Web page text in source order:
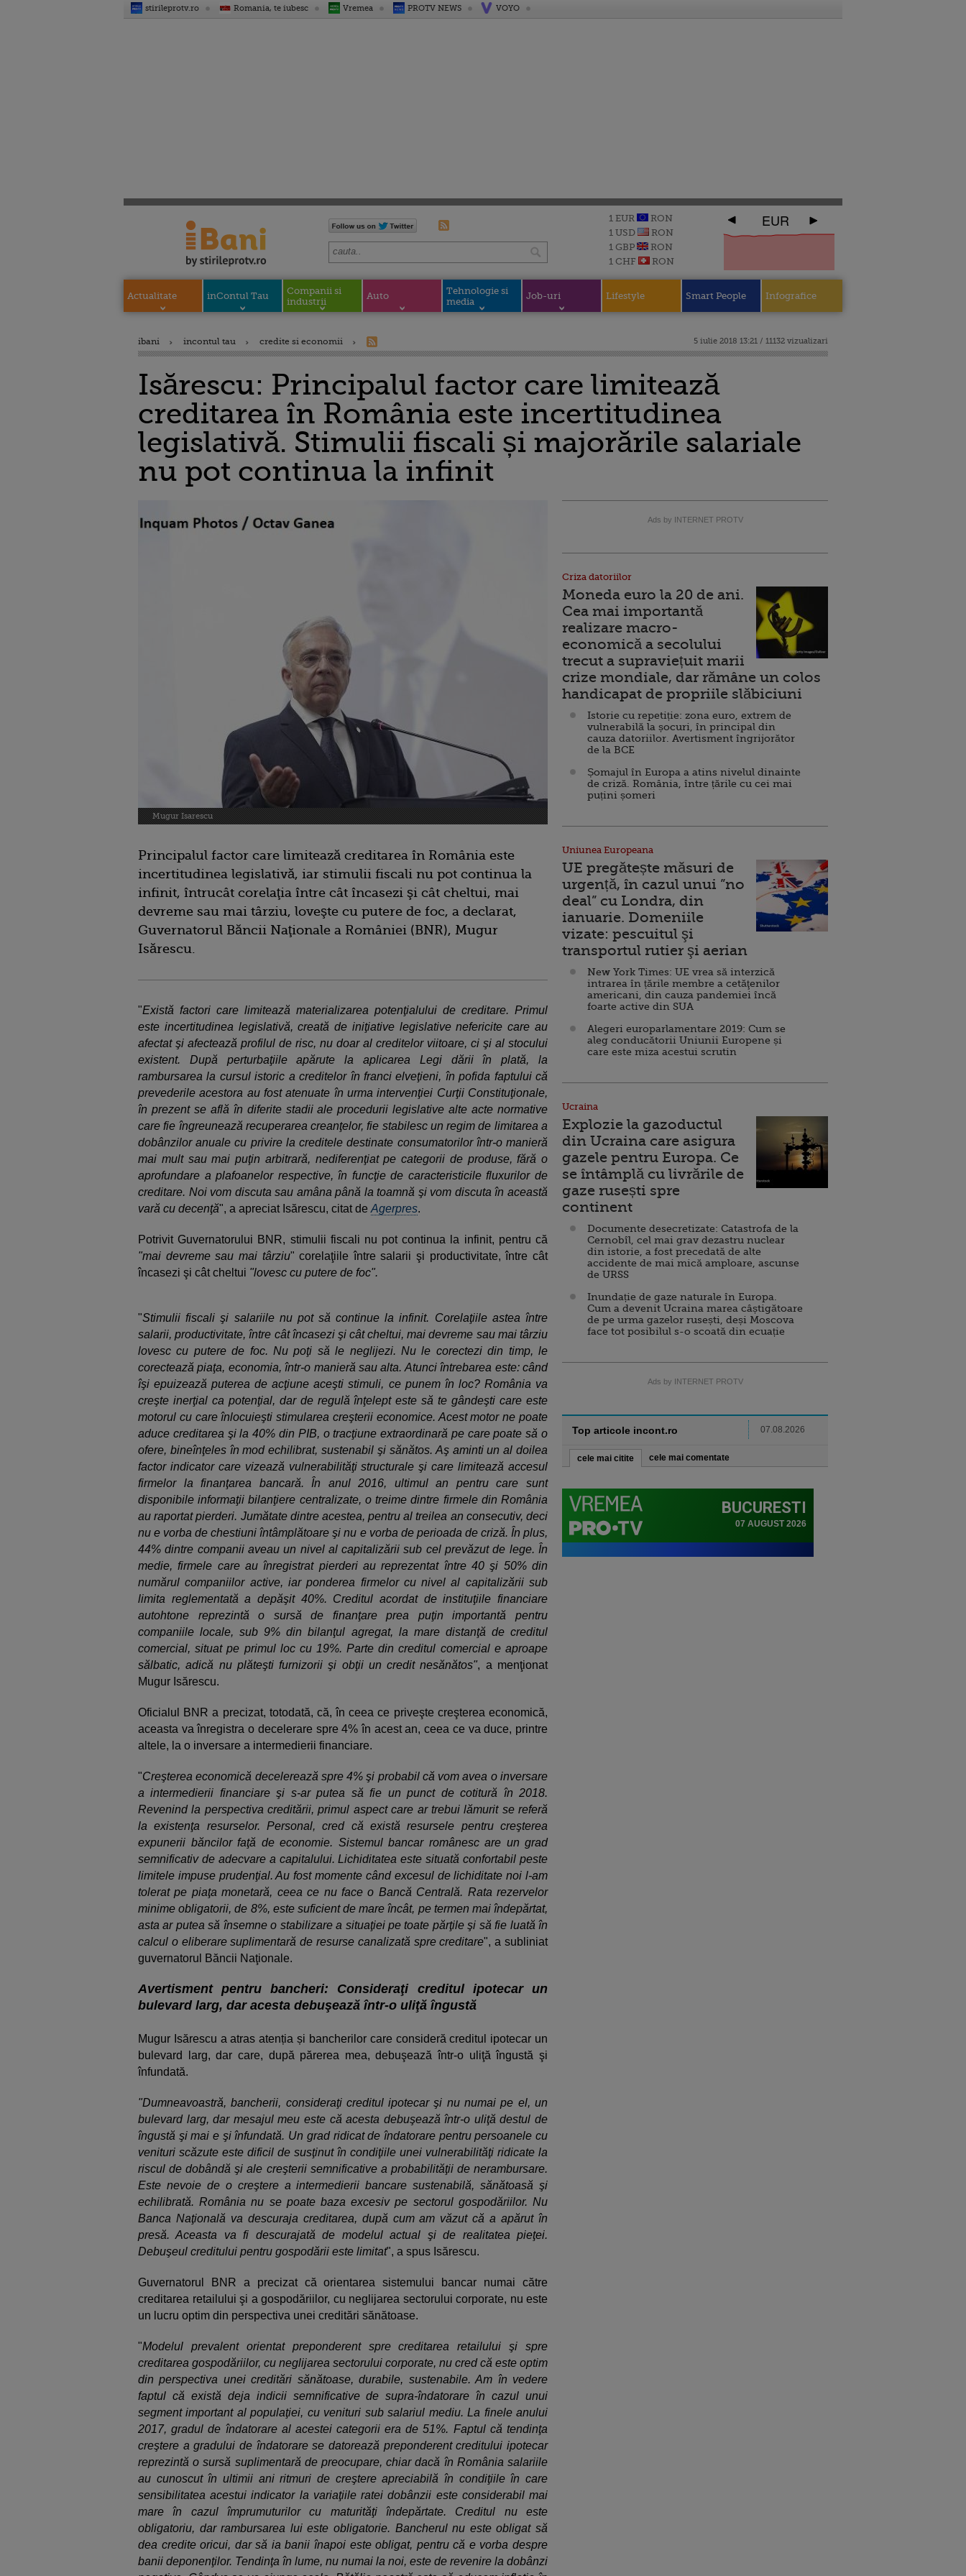
stirileprotv.ro Romania, te iubesc Vremea PROTV NEWS VOYO
1 EUR
RON
1 USD
RON
1 GBP
RON
1 CHF
RON
EUR
Actualitate inContul Tau
Companii si
industrii
Auto
Tehnologie si
media
Job-uri Lifestyle Smart People Infografice
ibani incontul tau credite si economii 5 iulie 2018 13:21 / 11132 vizualizari
Isărescu: Principalul factor care limitează
creditarea în România este incertitudinea
legislativă. Stimulii fiscali și majorările salariale
nu pot continua la infinit
Mugur Isarescu
Principalul factor care limitează creditarea în România este
incertitudinea legislativă, iar stimulii fiscali nu pot continua la
infinit, întrucât corelaţia între cât încasezi şi cât cheltui, mai
devreme sau mai târziu, loveşte cu putere de foc, a declarat,
Guvernatorul Băncii Naţionale a României (BNR), Mugur
Isărescu.
"Există factori care limitează materializarea potenţialului de creditare. Primul
este incertitudinea legislativă, creată de iniţiative legislative nefericite care au
afectat şi afectează profilul de risc, nu doar al creditelor viitoare, ci şi al stocului
existent. După perturbaţiile apărute la aplicarea Legi dării în plată, la
rambursarea la cursul istoric a creditelor în franci elveţieni, în pofida faptului că
prevederile acestora au fost atenuate în urma intervenţiei Curţii Constituţionale,
în prezent se află în diferite stadii ale procedurii legislative alte acte normative
care fie îngreunează recuperarea creanţelor, fie stabilesc un regim de limitarea a
dobânzilor anuale cu privire la creditele destinate consumatorilor într-o manieră
mai mult sau mai puţin arbitrară, nediferenţiat pe categorii de produse, fără o
aprofundare a plafoanelor respective, în funcţie de caracteristicile fluxurilor de
creditare. Noi vom discuta sau amâna până la toamnă şi vom discuta în această
vară cu decenţă", a apreciat Isărescu, citat de Agerpres.
Potrivit Guvernatorului BNR, stimulii fiscali nu pot continua la infinit, pentru că
"mai devreme sau mai târziu" corelaţiile între salarii şi productivitate, între cât
încasezi şi cât cheltui "lovesc cu putere de foc".
"Stimulii fiscali şi salariile nu pot să continue la infinit. Corelaţiile astea între
salarii, productivitate, între cât încasezi şi cât cheltui, mai devreme sau mai târziu
lovesc cu putere de foc. Nu poţi să le neglijezi. Nu le corectezi din timp, le
corectează piaţa, economia, într-o manieră sau alta. Atunci întrebarea este: când
îşi epuizează puterea de acţiune aceşti stimuli, ce punem în loc? România va
creşte inerţial ca potenţial, dar de regulă înţelept este să te gândeşti care este
motorul cu care înlocuieşti stimularea creşterii economice. Acest motor ne poate
aduce creditarea şi la 40% din PIB, o tracţiune extraordinară pe care poate să o
ofere, bineînţeles în mod echilibrat, sustenabil şi sănătos. Aş aminti un al doilea
factor indicator care vizează vulnerabilităţi structurale şi care limitează accesul
firmelor la finanţarea bancară. În anul 2016, ultimul an pentru care sunt
disponibile informaţii bilanţiere centralizate, o treime dintre firmele din România
au raportat pierderi. Jumătate dintre acestea, pentru al treilea an consecutiv, deci
nu e vorba de chestiuni întâmplătoare şi nu e vorba de perioada de criză. În plus,
44% dintre companii aveau un nivel al capitalizării sub cel prevăzut de lege. În
medie, firmele care au înregistrat pierderi au reprezentat între 40 şi 50% din
numărul companiilor active, iar ponderea firmelor cu nivel al capitalizării sub
limita reglementată a depăşit 40%. Creditul acordat de instituţiile financiare
autohtone reprezintă o sursă de finanţare prea puţin importantă pentru
companiile locale, sub 9% din bilanţul agregat, la mare distanţă de creditul
comercial, situat pe primul loc cu 19%. Parte din creditul comercial e aproape
sălbatic, adică nu plăteşti furnizorii şi obţii un credit nesănătos", a menţionat
Mugur Isărescu.
Oficialul BNR a precizat, totodată, că, în ceea ce priveşte creşterea economică,
aceasta va înregistra o decelerare spre 4% în acest an, ceea ce va duce, printre
altele, la o inversare a intermedierii financiare.
"Creşterea economică decelerează spre 4% şi probabil că vom avea o inversare
a intermedierii financiare şi s-ar putea să fie un punct de cotitură în 2018.
Revenind la perspectiva creditării, primul aspect care ar trebui lămurit se referă
la existenţa resurselor. Personal, cred că există resursele pentru creşterea
expunerii băncilor faţă de economie. Sistemul bancar românesc are un grad
semnificativ de adecvare a capitalului. Lichiditatea este situată confortabil peste
limitele impuse prudenţial. Au fost momente când excesul de lichiditate noi l-am
tolerat pe piaţa monetară, ceea ce nu face o Bancă Centrală. Rata rezervelor
minime obligatorii, de 8%, este suficient de mare încât, pe termen mai îndepărtat,
asta ar putea să însemne o stabilizare a situaţiei pe toate părţile şi să fie luată în
calcul o eliberare suplimentară de resurse canalizată spre creditare", a subliniat
guvernatorul Băncii Naţionale.
Avertisment pentru bancheri: Consideraţi creditul ipotecar un
bulevard larg, dar acesta debuşează într-o uliţă îngustă
Mugur Isărescu a atras atenția și bancherilor care consideră creditul ipotecar un
bulevard larg, dar care, după părerea mea, debuşează într-o uliţă îngustă şi
înfundată.
"Dumneavoastră, bancherii, consideraţi creditul ipotecar şi nu numai pe el, un
bulevard larg, dar mesajul meu este că acesta debuşează într-o uliţă destul de
îngustă şi mai e şi înfundată. Un grad ridicat de îndatorare pentru persoanele cu
venituri scăzute este dificil de susţinut în condiţiile unei vulnerabilităţi ridicate la
riscul de dobândă şi ale creşterii semnificative a probabilităţii de nerambursare.
Este nevoie de o creştere a intermedierii bancare sustenabilă, sănătoasă şi
echilibrată. România nu se poate baza excesiv pe sectorul gospodăriilor. Nu
Banca Naţională va descuraja creditarea, după cum am văzut că a apărut în
presă. Aceasta va fi descurajată de modelul actual şi de realitatea pieţei.
Debuşeul creditului pentru gospodării este limitat", a spus Isărescu.
Guvernatorul BNR a precizat că orientarea sistemului bancar numai către
creditarea retailului şi a gospodăriilor, cu neglijarea sectorului corporate, nu este
un lucru optim din perspectiva unei creditări sănătoase.
"Modelul prevalent orientat preponderent spre creditarea retailului şi spre
creditarea gospodăriilor, cu neglijarea sectorului corporate, nu cred că este optim
din perspectiva unei creditări sănătoase, durabile, sustenabile. Am în vedere
faptul că există deja indicii semnificative de supra-îndatorare în cazul unui
segment important al populaţiei, cu venituri sub salariul mediu. La finele anului
2017, gradul de îndatorare al acestei categorii era de 51%. Faptul că tendinţa
creştere a gradului de îndatorare se datorează preponderent creditului ipotecar
reprezintă o sursă suplimentară de preocupare, chiar dacă în România salariile
au cunoscut în ultimii ani ritmuri de creştere apreciabilă în condiţiile în care
sensibilitatea acestui indicator la variaţiile ratei dobânzii este considerabil mai
mare în cazul împrumuturilor cu maturităţi îndepărtate. Creditul nu este
obligatoriu, dar rambursarea lui este obligatorie. Bancherul nu este obligat să
dea credite oricui, dar să ia banii înapoi este obligat, pentru că e vorba despre
banii deponenţilor. Tendinţa în lume, nu numai la noi, este de revenire la dobânzi
Ads by INTERNET PROTV
Criza datoriilor
Moneda euro la 20 de ani.
Cea mai importantă
realizare macro-
economică a secolului
trecut a supraviețuit marii
crize mondiale, dar rămâne un colos
handicapat de propriile slăbiciuni
Istorie cu repetiție: zona euro, extrem de
vulnerabilă la șocuri, în principal din
cauza datoriilor. Avertisment îngrijorător
de la BCE
Șomajul în Europa a atins nivelul dinainte
de criză. România, între țările cu cei mai
puțini șomeri
Uniunea Europeana
UE pregătește măsuri de
urgență, în cazul unui ”no
deal” cu Londra, din
ianuarie. Domeniile
vizate: pescuitul şi
transportul rutier şi aerian
New York Times: UE vrea să interzică
intrarea în țările membre a cetăţenilor
americani, din cauza pandemiei încă
foarte active din SUA
Alegeri europarlamentare 2019: Cum se
aleg conducătorii Uniunii Europene și
care este miza acestui scrutin
Ucraina
Explozie la gazoductul
din Ucraina care asigura
gazele pentru Europa. Ce
se întâmplă cu livrările de
gaze rusești spre
continent
Documente desecretizate: Catastrofa de la
Cernobîl, cel mai grav dezastru nuclear
din istorie, a fost precedată de alte
accidente de mai mică amploare, ascunse
de URSS
Inundație de gaze naturale în Europa.
Cum a devenit Ucraina marea câștigătoare
de pe urma gazelor rusești, deși Moscova
face tot posibilul s-o scoată din ecuație
Ads by INTERNET PROTV
Top articole incont.ro 07.08.2026
cele mai citite cele mai comentate